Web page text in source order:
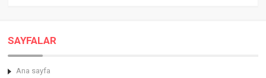
SAYFALAR
Ana sayfa